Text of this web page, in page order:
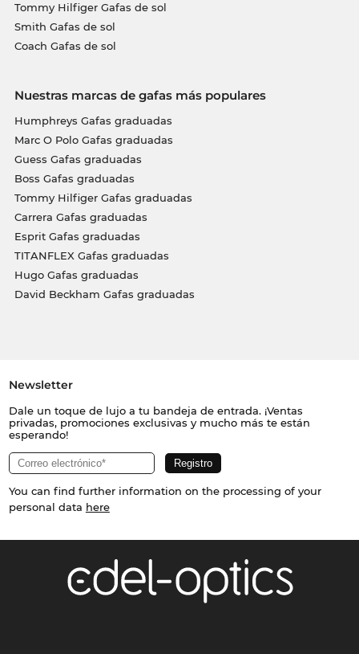
Tommy Hilfiger Gafas de sol
Smith Gafas de sol
Coach Gafas de sol
Nuestras marcas de gafas más populares
Humphreys Gafas graduadas
Marc O Polo Gafas graduadas
Guess Gafas graduadas
Boss Gafas graduadas
Tommy Hilfiger Gafas graduadas
Carrera Gafas graduadas
Esprit Gafas graduadas
TITANFLEX Gafas graduadas
Hugo Gafas graduadas
David Beckham Gafas graduadas
Newsletter
Dale un toque de lujo a tu bandeja de entrada. ¡Ventas
privadas, promociones exclusivas y mucho más te están
esperando!
You can find further information on the processing of your
personal data here